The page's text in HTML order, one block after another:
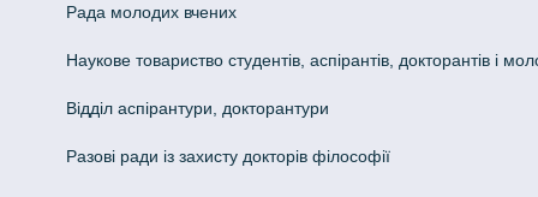
Рада молодих вчених
Наукове товариство студентів, аспірантів, докторантів і
Відділ аспірантури, докторантури
Разові ради із захисту докторів філософії